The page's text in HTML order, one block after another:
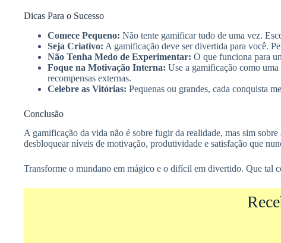
Dicas Para o Sucesso
Comece Pequeno: Não tente gamificar tudo de uma vez.
Seja Criativo: A gamificação deve ser divertida para você.
Não Tenha Medo de Experimentar: O que funciona para
Foque na Motivação Interna: Use a gamificação como
recompensas externas.
Celebre as Vitórias: Pequenas ou grandes, cada conquista
Conclusão
A gamificação da vida não é sobre fugir da realidade, mas sim
desbloquear níveis de motivação, produtividade e satisfação que
Transforme o mundano em mágico e o difícil em divertido. Que tal